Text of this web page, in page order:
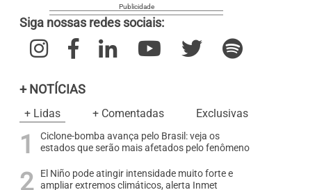
Siga nossas redes sociais:
+ NOTÍCIAS
+ Lidas + Comentadas Exclusivas
Ciclone-bomba avança pelo Brasil: veja os
estados que serão mais afetados pelo fenômeno
El Niño pode atingir intensidade muito forte e
ampliar extremos climáticos, alerta Inmet